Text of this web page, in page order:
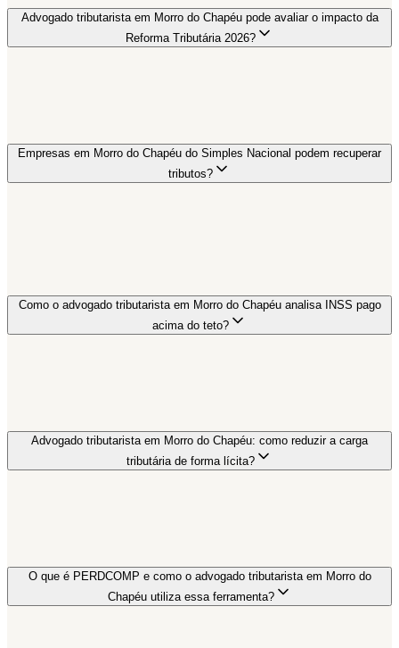
Advogado tributarista em Morro do Chapéu pode avaliar o impacto da
Reforma Tributária 2026?
Empresas em Morro do Chapéu do Simples Nacional podem recuperar
tributos?
Como o advogado tributarista em Morro do Chapéu analisa INSS pago
acima do teto?
Advogado tributarista em Morro do Chapéu: como reduzir a carga
tributária de forma lícita?
O que é PERDCOMP e como o advogado tributarista em Morro do
Chapéu utiliza essa ferramenta?